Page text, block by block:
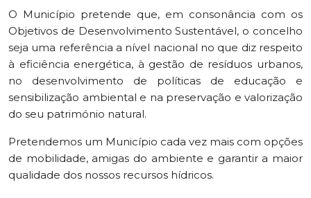
O Município pretende que, em consonância com os
Objetivos de Desenvolvimento Sustentável, o concelho
seja uma referência a nível nacional no que diz respeito
à eficiência energética, à gestão de resíduos urbanos,
no desenvolvimento de políticas de educação e
sensibilização ambiental e na preservação e valorização
do seu património natural.
Pretendemos um Município cada vez mais com opções
de mobilidade, amigas do ambiente e garantir a maior
qualidade dos nossos recursos hídricos.